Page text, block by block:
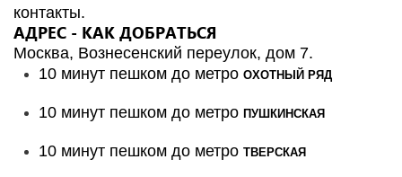
контакты.
АДРЕС - КАК ДОБРАТЬСЯ
Москва, Вознесенский переулок, дом 7.
10 минут пешком до метро ОХОТНЫЙ РЯД
10 минут пешком до метро ПУШКИНСКАЯ
10 минут пешком до метро ТВЕРСКАЯ